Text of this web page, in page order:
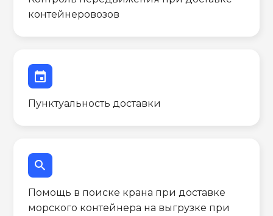
контейнеровозов
event
Пунктуальность доставки
search
Помощь в поиске крана при доставке
морского контейнера на выгрузке при